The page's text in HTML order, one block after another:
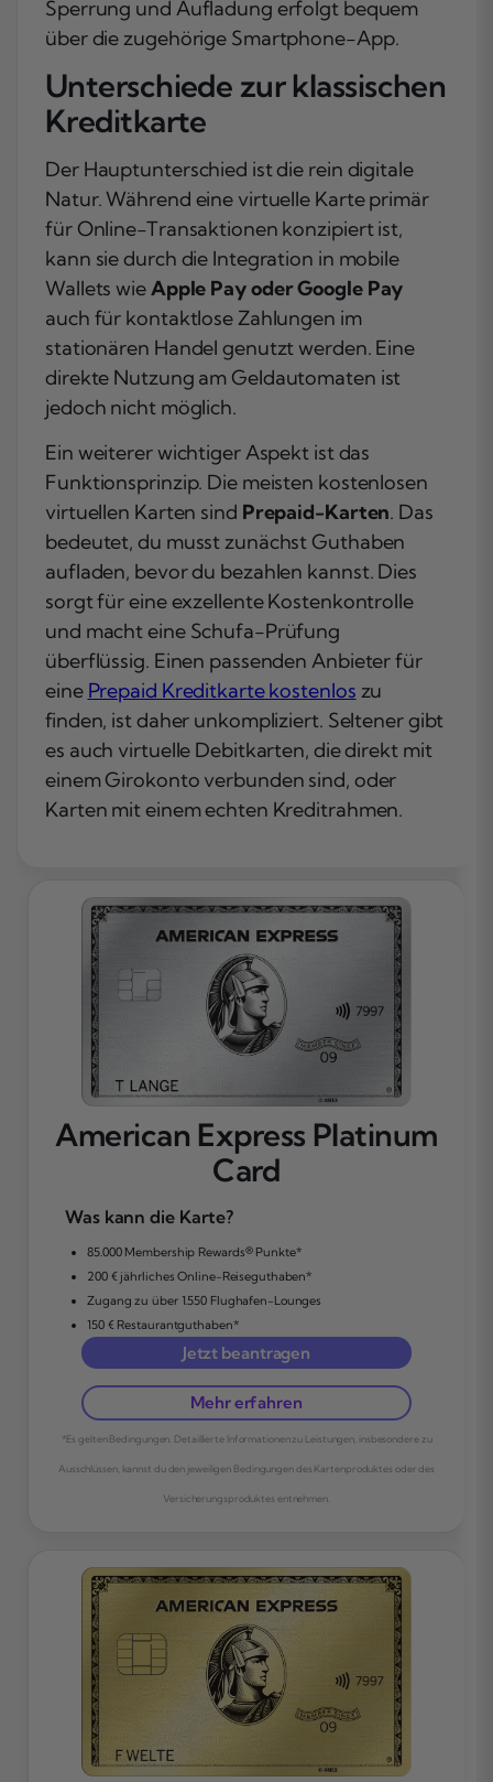
Sperrung und Aufladung erfolgt bequem
über die zugehörige Smartphone-App.
Unterschiede zur klassischen
Kreditkarte
Der Hauptunterschied ist die rein digitale
Natur. Während eine virtuelle Karte primär
für Online-Transaktionen konzipiert ist,
kann sie durch die Integration in mobile
Wallets wieApple Pay oder Google Pay
auch für kontaktlose Zahlungen im
stationären Handel genutzt werden. Eine
direkte Nutzung am Geldautomaten ist
jedoch nicht möglich.
Ein weiterer wichtiger Aspekt ist das
Funktionsprinzip. Die meisten kostenlosen
virtuellen Karten sind Prepaid-Karten. Das
bedeutet, du musst zunächst Guthaben
aufladen, bevor du bezahlen kannst. Dies
sorgt für eine exzellente Kostenkontrolle
und macht eine Schufa-Prüfung
überflüssig. Einen passenden Anbieter für
eine Prepaid Kreditkarte kostenlos zu
finden, ist daher unkompliziert. Seltener gibt
es auch virtuelle Debitkarten, die direkt mit
einem Girokonto verbunden sind, oder
Karten mit einem echten Kreditrahmen.
American Express Platinum
Card
Was kann die Karte?
85.000 Membership Rewards® Punkte*
200 € jährliches Online-Reiseguthaben*
Zugang zu über 1.550 Flughafen-Lounges
150 € Restaurantguthaben*
Jetzt beantragen
Mehr erfahren
*Es gelten Bedingungen. Detaillierte Informationen zu Leistungen, insbesondere zu
Ausschlüssen, kannst du den jeweiligen Bedingungen des Kartenproduktes oder des
Versicherungsproduktes entnehmen.